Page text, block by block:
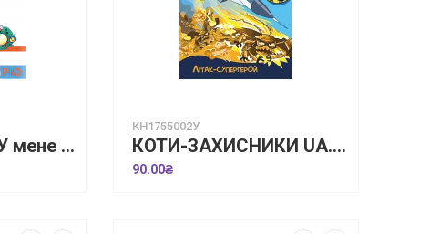
Живи та вчись. У мене порушення слуху
КН1755002У
КОТИ-ЗАХИСНИКИ UA. Літак-супергерой
90.00₴